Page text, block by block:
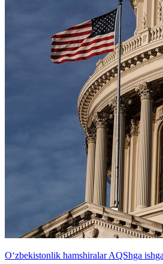
O‘zbekistonlik hamshiralar AQShga